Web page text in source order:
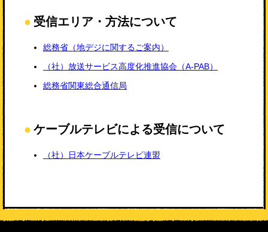
受信エリア・方法について
総務省（地デジに関するご案内）
（社）放送サービス高度化推進協会（A-PAB）
総務省関東総合通信局
ケーブルテレビによる受信について
（社）日本ケーブルテレビ連盟